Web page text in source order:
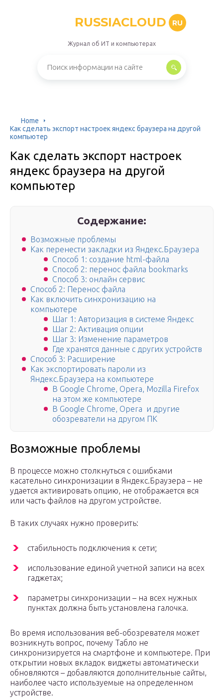
RUSSIACLOUD RU
Журнал об ИТ и компьютерах
Home
Как сделать экспорт настроек яндекс браузера на другой
компьютер
Как сделать экспорт настроек
яндекс браузера на другой
компьютер
Содержание:
Возможные проблемы
Как перенести закладки из Яндекс.Браузера
Способ 1: создание html-файла
Способ 2: перенос файла bookmarks
Способ 3: онлайн сервис
Способ 2: Перенос файла
Как включить синхронизацию на
компьютере
Шаг 1: Авторизация в системе Яндекс
Шаг 2: Активация опции
Шаг 3: Изменение параметров
Где хранятся данные с других устройств
Способ 3: Расширение
Как экспортировать пароли из
Яндекс.Браузера на компьютере
В Google Chrome, Opera, Mozilla Firefox
на этом же компьютере
В Google Chrome, Opera и другие
обозреватели на другом ПК
Возможные проблемы
В процессе можно столкнуться с ошибками
касательно синхронизации в Яндекс.Браузера – не
удается активировать опцию, не отображается вся
или часть файлов на другом устройстве.
В таких случаях нужно проверить:
стабильность подключения к сети;
использование единой учетной записи на всех
гаджетах;
параметры синхронизации – на всех нужных
пунктах должна быть установлена галочка.
Во время использования веб-обозревателя может
возникнуть вопрос, почему Табло не
синхронизируется на смартфоне и компьютере. При
открытии новых вкладок виджеты автоматически
обновляются – добавляются дополнительные сайты,
наиболее часто используемые на определенном
устройстве.